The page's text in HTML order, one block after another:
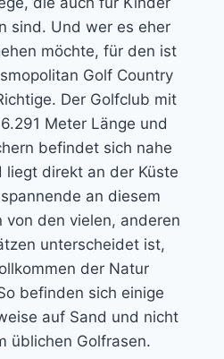
sind. Und wer es eher
möchte, für den ist
Golf Country
Der Golfclub mit
Meter Länge und
befindet sich nahe
liegt direkt an der Küste
an diesem
von den vielen, anderen
unterscheidet ist,
der Natur
befinden sich einige
auf Sand und nicht
üblichen Golfrasen.